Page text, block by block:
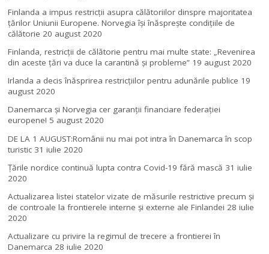
Finlanda a impus restricţii asupra călătoriilor dinspre majoritatea
ţărilor Uniunii Europene. Norvegia își înăsprește condițiile de
călătorie 20 august 2020
Finlanda, restricţii de călătorie pentru mai multe state: „Revenirea
din aceste ţări va duce la carantină şi probleme” 19 august 2020
Irlanda a decis înăsprirea restricțiilor pentru adunările publice 19
august 2020
Danemarca și Norvegia cer garanții financiare federației
europene! 5 august 2020
DE LA 1 AUGUST:Românii nu mai pot intra în Danemarca în scop
turistic 31 iulie 2020
Țările nordice continuă lupta contra Covid-19 fără mască 31 iulie
2020
Actualizarea listei statelor vizate de măsurile restrictive precum și
de controale la frontierele interne și externe ale Finlandei 28 iulie
2020
Actualizare cu privire la regimul de trecere a frontierei în
Danemarca 28 iulie 2020